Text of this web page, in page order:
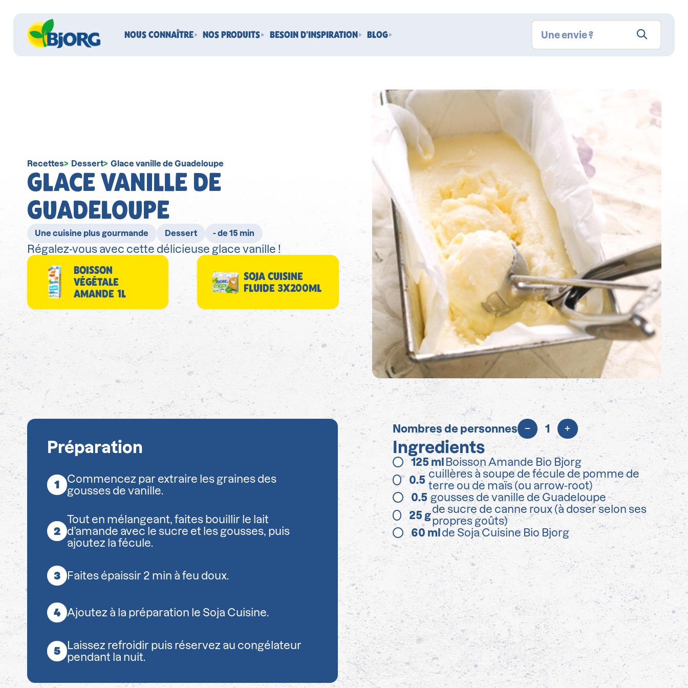
NOUS CONNAÎTRE NOS PRODUITS BESOIN D'INSPIRATION BLOG
Recettes Dessert Glace vanille de Guadeloupe
GLACE VANILLE DE
GUADELOUPE
Une cuisine plus gourmande Dessert - de 15 min
Régalez-vous avec cette délicieuse glace vanille !
BOISSON
VÉGÉTALE
AMANDE 1L
SOJA CUISINE
FLUIDE 3X200ML
Préparation
Commencez par extraire les graines des
gousses de vanille.
Tout en mélangeant, faites bouillir le lait
d’amande avec le sucre et les gousses, puis
ajoutez la fécule.
Faites épaissir 2 min à feu doux.
Ajoutez à la préparation le Soja Cuisine.
Laissez refroidir puis réservez au congélateur
pendant la nuit.
Nombres de personnes 1
Ingredients
125 ml Boisson Amande Bio Bjorg
0.5 cuillères à soupe de fécule de pomme de
terre ou de maïs (ou arrow-root)
0.5 gousses de vanille de Guadeloupe
25 gde sucre de canne roux (à doser selon ses
propres goûts)
60 ml de Soja Cuisine Bio Bjorg